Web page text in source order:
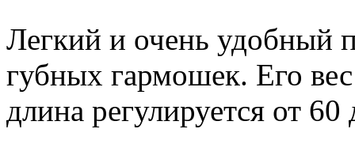
Легкий и очень удобный
губных гармошек. Его
длина регулируется от